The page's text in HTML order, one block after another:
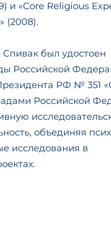
и «Core Religious
(2008).
Спивак был удостоен
Российской
РФ № 351
Российской
объединяя
исследования в